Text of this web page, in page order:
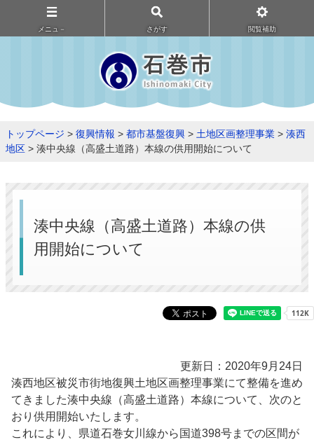
メニュ－ さがす 閲覧補助
トップページ > 復興情報 > 都市基盤復興 > 土地区画整理事業 > 湊西
地区 > 湊中央線（高盛土道路）本線の供用開始について
湊中央線（高盛土道路）本線の供
用開始について
更新日：2020年9月24日
湊西地区被災市街地復興土地区画整理事業にて整備を進め
てきました湊中央線（高盛土道路）本線について、次のと
おり供用開始いたします。
これにより、県道石巻女川線から国道398号までの区間が